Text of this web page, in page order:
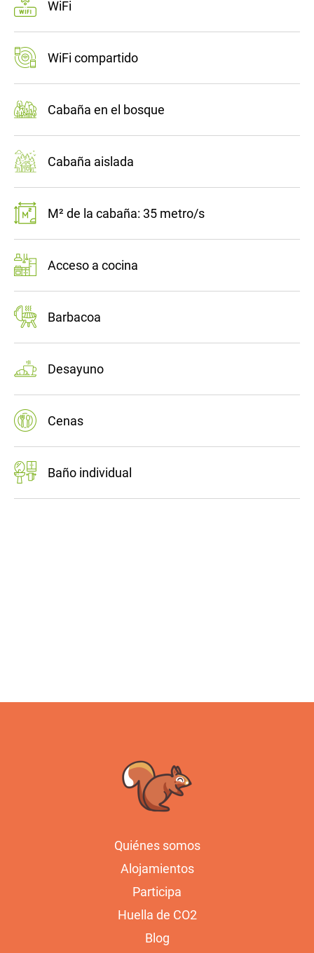
WiFi
WiFi compartido
Cabaña en el bosque
Cabaña aislada
M² de la cabaña: 35 metro/s
Acceso a cocina
Barbacoa
Desayuno
Cenas
Baño individual
Quiénes somos
Alojamientos
Participa
Huella de CO2
Blog